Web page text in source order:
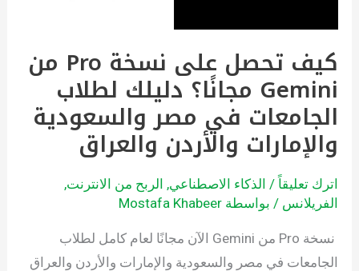
كيف تحصل على نسخة Pro من
Gemini مجانًا؟ دليلك لطلاب
الجامعات في مصر والسعودية
والإمارات والأردن والعراق
اترك تعليقاً / الذكاء الاصطناعي, الربح من الانترنت,
الفريلانس / بواسطة Mostafa Khabeer
نسخة Pro من Gemini الآن مجانًا لعام كامل لطلاب
الجامعات في مصر والسعودية والإمارات والأردن والعراق
دليلك
لطلاب
الجامعات
في
مصر
والسعودية
والإمارات
والأردن
والعراق